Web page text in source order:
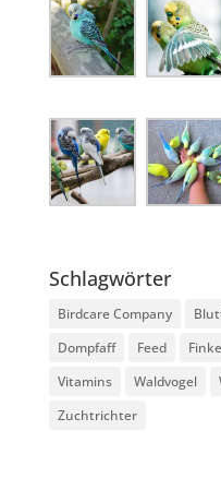
Schlagwörter
Birdcare Company
Dompfaff
Feed
Vitamins
Waldvogel
Zuchtrichter